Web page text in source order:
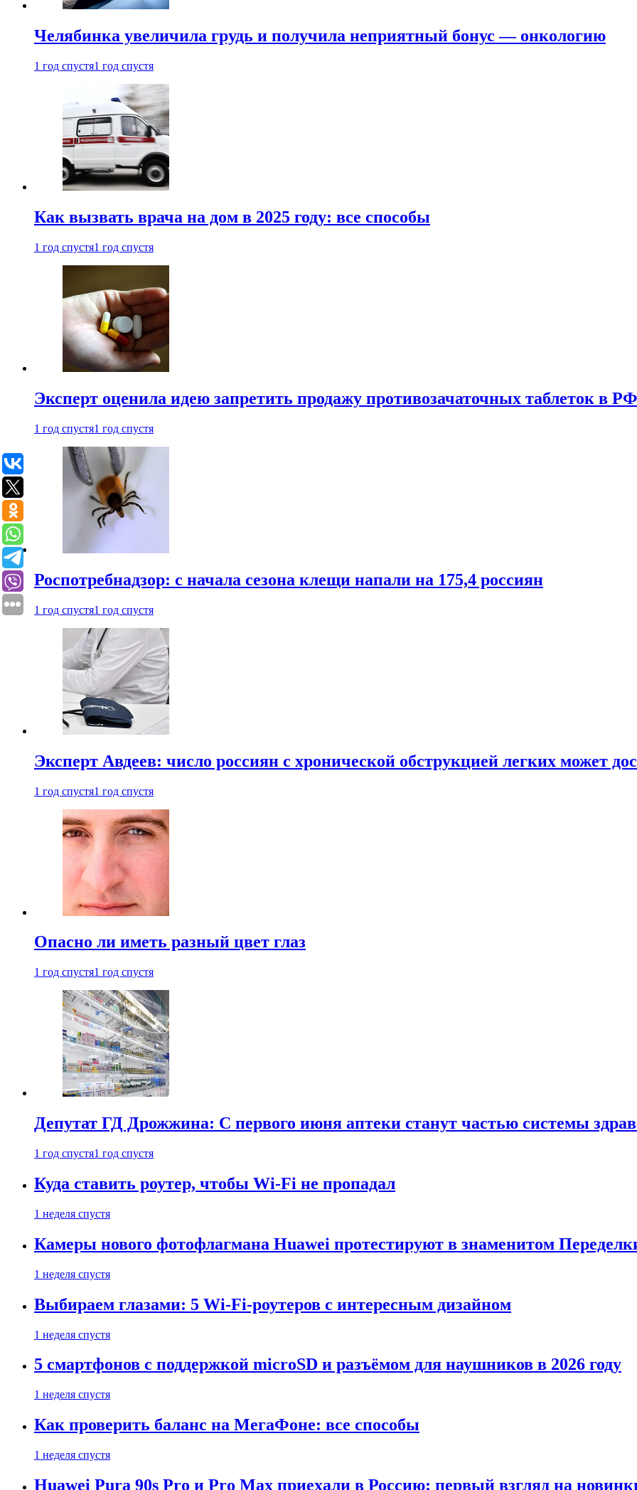
Челябинка увеличила грудь и получила неприятный бонус — онкологию
1 год спустя1 год спустя
Как вызвать врача на дом в 2025 году: все способы
1 год спустя1 год спустя
Эксперт оценила идею запретить продажу противозачаточных таблеток в РФ
1 год спустя1 год спустя
Роспотребнадзор: с начала сезона клещи напали на 175,4 россиян
1 год спустя1 год спустя
Эксперт Авдеев: число россиян с хронической обструкцией легких может
1 год спустя1 год спустя
Опасно ли иметь разный цвет глаз
1 год спустя1 год спустя
Депутат ГД Дрожжина: С первого июня аптеки станут частью системы
1 год спустя1 год спустя
Куда ставить роутер, чтобы Wi-Fi не пропадал
1 неделя спустя
Камеры нового фотофлагмана Huawei протестируют в знаменитом
1 неделя спустя
Выбираем глазами: 5 Wi-Fi-роутеров с интересным дизайном
1 неделя спустя
5 смартфонов с поддержкой microSD и разъёмом для наушников в 2026 году
1 неделя спустя
Как проверить баланс на МегаФоне: все способы
1 неделя спустя
Huawei Pura 90s Pro и Pro Max приехали в Россию: первый взгляд на